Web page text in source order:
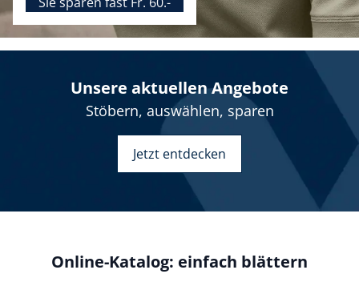
Bildverlinkung
Unsere aktuellen Angebote
Stöbern, auswählen, sparen
Jetzt entdecken
Online-Katalog: einfach blättern